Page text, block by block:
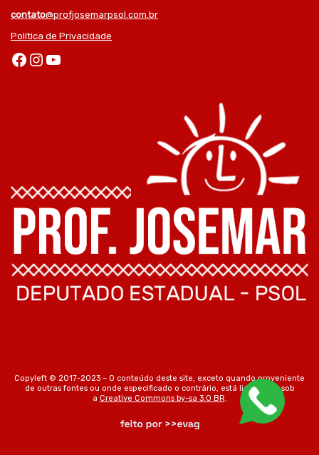
contato@profjosemarpsol.com.br
Política de Privacidade
Facebook Instagram Youtube
Copyleft © 2017-2023 – O conteúdo deste site, exceto quando proveniente
de outras fontes ou onde especificado o contrário, está licenciado sob
a Creative Commons by-sa 3.0 BR.